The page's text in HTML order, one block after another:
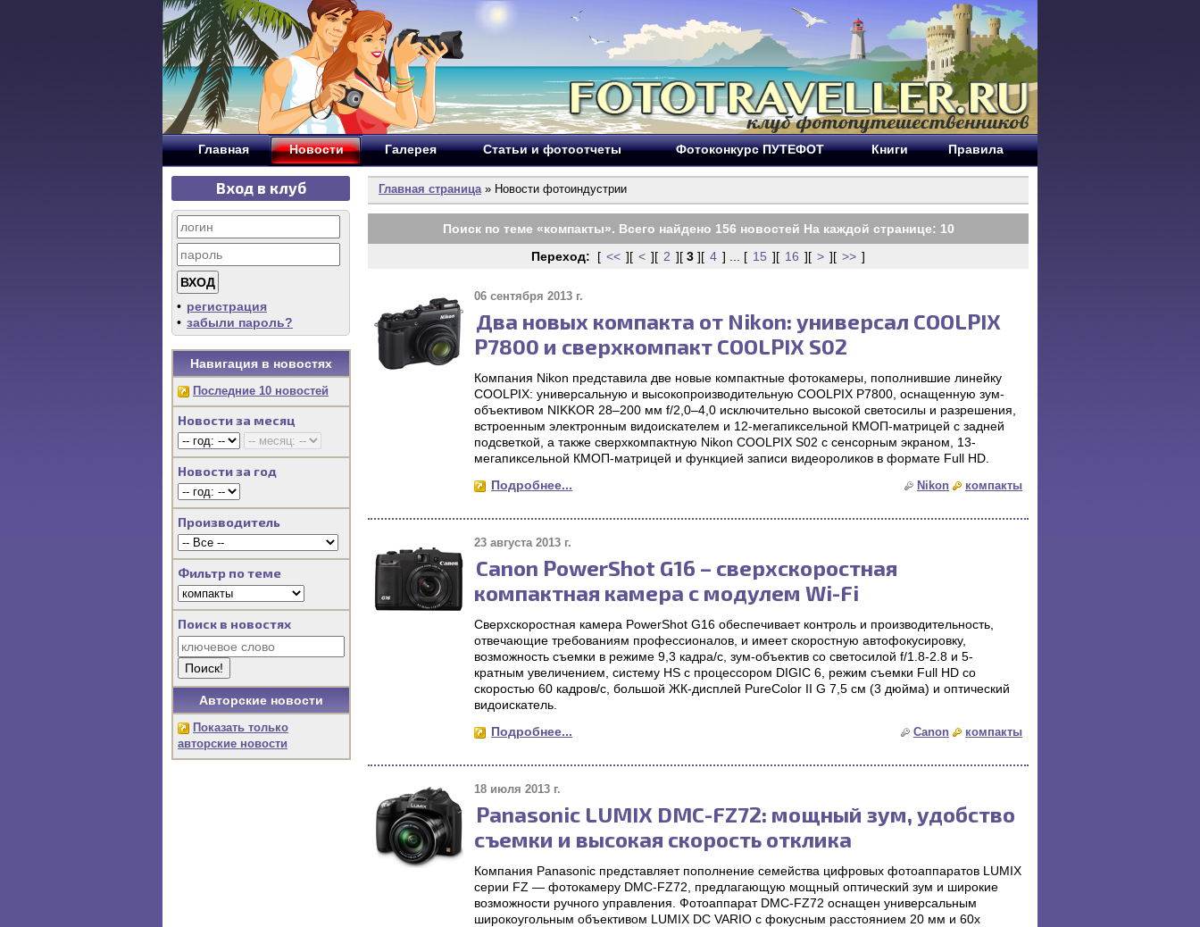
Главная Новости Галерея Статьи и фотоотчеты Фотоконкурс ПУТЕФОТ Книги Правила
Вход в клуб
• регистрация
• забыли пароль?
Навигация в новостях
Последние 10 новостей
Новости за месяц
Новости за год
Производитель
Фильтр по теме
Поиск в новостях
Авторские новости
Показать только
авторские новости
Главная страница» Новости фотоиндустрии
Поиск по теме «компакты». Всего найдено 156 новостей На каждой странице: 10
Переход: [ << ][ < ][ 2 ][ 3 ][ 4 ] ... [ 15 ][ 16 ][ > ][ >> ]
06 сентября 2013 г.
Два новых компакта от Nikon: универсал COOLPIX
P7800 и сверхкомпакт COOLPIX S02
Компания Nikon представила две новые компактные фотокамеры, пополнившие линейку
COOLPIX: универсальную и высокопроизводительную COOLPIX P7800, оснащенную зум-
объективом NIKKOR 28–200 мм f/2,0–4,0 исключительно высокой светосилы и разрешения,
встроенным электронным видоискателем и 12-мегапиксельной КМОП-матрицей с задней
подсветкой, а также сверхкомпактную Nikon COOLPIX S02 с сенсорным экраном, 13-
мегапиксельной КМОП-матрицей и функцией записи видеороликов в формате Full HD.
Подробнее...
Nikon компакты
23 августа 2013 г.
Canon PowerShot G16 – cверхскоростная
компактная камера с модулем Wi-Fi
Сверхскоростная камера PowerShot G16 обеспечивает контроль и производительность,
отвечающие требованиям профессионалов, и имеет скоростную автофокусировку,
возможность съемки в режиме 9,3 кадра/с, зум-объектив со светосилой f/1.8-2.8 и 5-
кратным увеличением, систему HS с процессором DIGIC 6, режим съемки Full HD со
скоростью 60 кадров/с, большой ЖК-дисплей PureColor II G 7,5 см (3 дюйма) и оптический
видоискатель.
Подробнее...
Canon компакты
18 июля 2013 г.
Panasonic LUMIX DMC-FZ72: мощный зум, удобство
съемки и высокая скорость отклика
Компания Panasonic представляет пополнение семейства цифровых фотоаппаратов LUMIX
серии FZ — фотокамеру DMC-FZ72, предлагающую мощный оптический зум и широкие
возможности ручного управления. Фотоаппарат DMC-FZ72 оснащен универсальным
широкоугольным объективом LUMIX DC VARIO с фокусным расстоянием 20 мм и 60х